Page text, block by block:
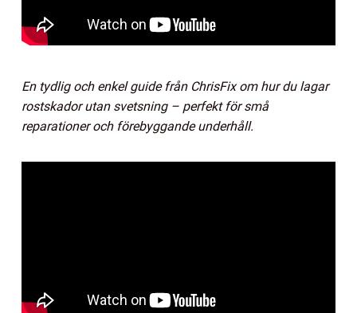
En tydlig och enkel guide från ChrisFix om hur du lagar
rostskador utan svetsning – perfekt för små
reparationer och förebyggande underhåll.